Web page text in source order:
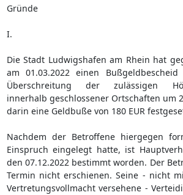
Gründe
I.
Die Stadt Ludwigshafen am Rhein hat
am 01.03.2022 einen
Überschreitung der zulässigen
innerhalb geschlossener Ortschaften um
darin eine Geldbuße von 180 EUR
Nachdem der Betroffene hiergegen
Einspruch eingelegt hatte, ist
den 07.12.2022 bestimmt worden. Der
Termin nicht erschienen. Seine - nicht
Vertretungsvollmacht versehene -